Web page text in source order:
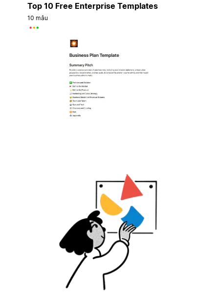
Top 10 Free Enterprise Templates
10 mẫu